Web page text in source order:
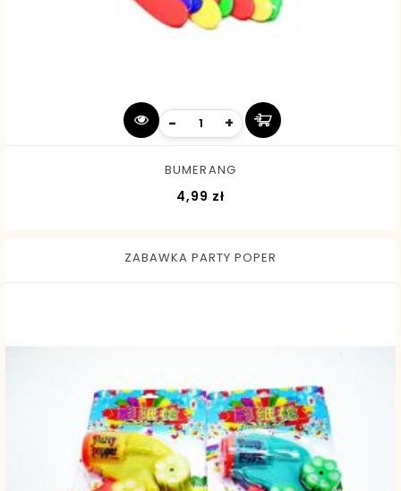
- +
BUMERANG
4,99 złCena
ZABAWKA PARTY POPER